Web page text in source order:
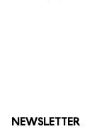
NEWSLETTER